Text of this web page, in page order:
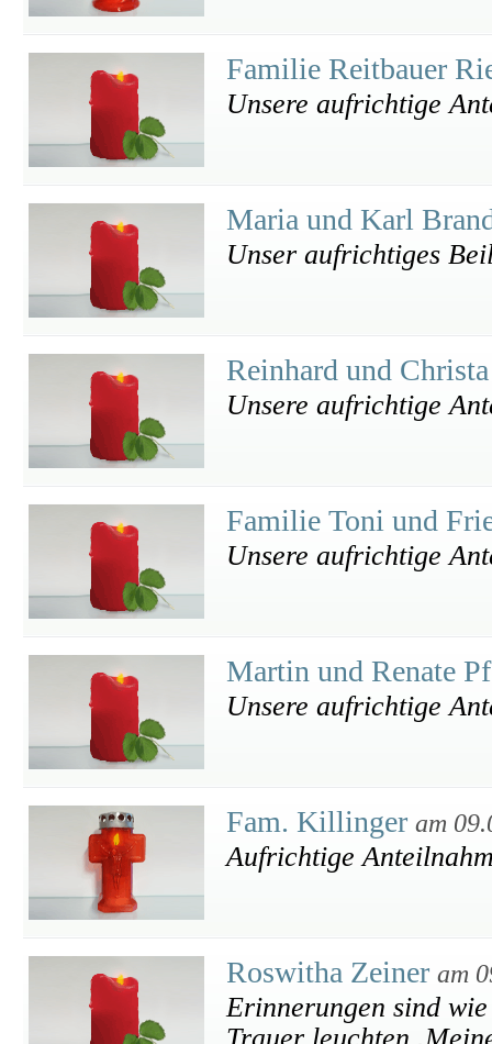
Familie Reitbauer
Unsere aufrichtige
Maria und Karl
Unser aufrichtiges
Reinhard und
Unsere aufrichtige
Familie Toni und
Unsere aufrichtige
Martin und Renate
Unsere aufrichtige
Fam. Killinger am
Aufrichtige
Roswitha Zeiner am
Erinnerungen sind